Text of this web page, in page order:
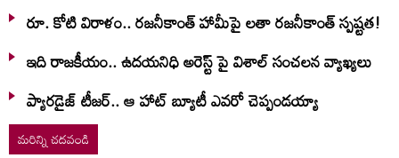
రూ. కోటి విరాళం.. రజనీకాంత్ హామీపై లతా రజనీకాంత్ స్పష్టత!
ఇది రాజకీయం.. ఉదయనిధి అరెస్ట్ పై విశాల్ సంచలన వ్యాఖ్యలు
ప్యారడైజ్ టీజర్.. ఆ హాట్ బ్యూటీ ఎవరో చెప్పండయ్యా
మరిన్ని చదవండి